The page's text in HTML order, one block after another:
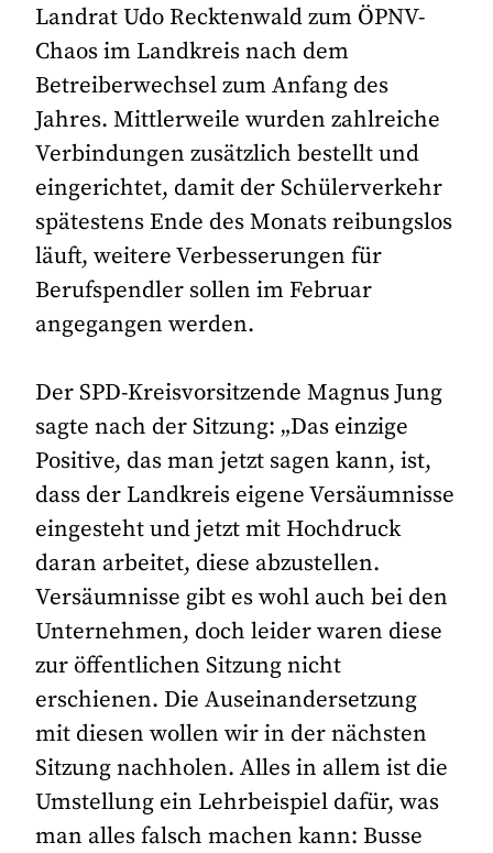
Landrat Udo Recktenwald zum ÖPNV-
Chaos im Landkreis nach dem
Betreiberwechsel zum Anfang des
Jahres. Mittlerweile wurden zahlreiche
Verbindungen zusätzlich bestellt und
eingerichtet, damit der Schülerverkehr
spätestens Ende des Monats reibungslos
läuft, weitere Verbesserungen für
Berufspendler sollen im Februar
angegangen werden.
Der SPD-Kreisvorsitzende Magnus Jung
sagte nach der Sitzung: „Das einzige
Positive, das man jetzt sagen kann, ist,
dass der Landkreis eigene Versäumnisse
eingesteht und jetzt mit Hochdruck
daran arbeitet, diese abzustellen.
Versäumnisse gibt es wohl auch bei den
Unternehmen, doch leider waren diese
zur öffentlichen Sitzung nicht
erschienen. Die Auseinandersetzung
mit diesen wollen wir in der nächsten
Sitzung nachholen. Alles in allem ist die
Umstellung ein Lehrbeispiel dafür, was
man alles falsch machen kann: Busse